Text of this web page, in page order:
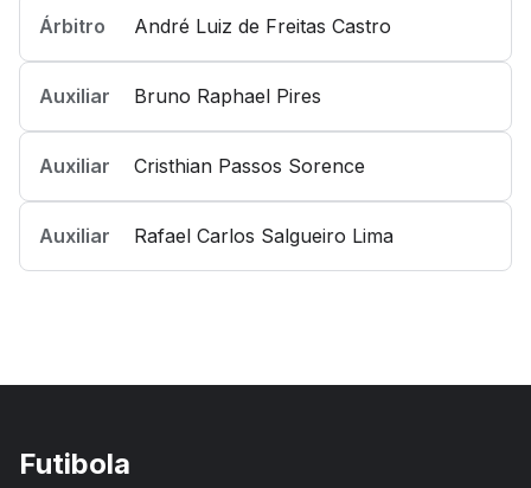
Árbitro André Luiz de Freitas Castro
Auxiliar Bruno Raphael Pires
Auxiliar Cristhian Passos Sorence
Auxiliar Rafael Carlos Salgueiro Lima
Futibola